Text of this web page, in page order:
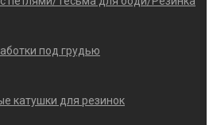
под грудью
катушки для резинок